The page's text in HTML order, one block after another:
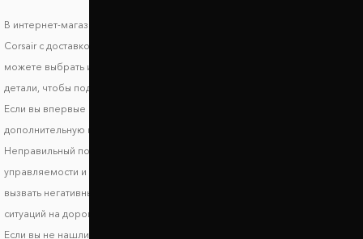
В интернет-магазине Автопроставка можно купить проставки Lincoln
Corsair с доставкой по всей территории Украины. В нашем каталоге вы
можете выбрать и заказать подходящие по форме, высоте и стоимости
детали, чтобы поднять авто и улучшить его ходовые характеристики.
Если вы впервые выбираете запчасти, обязательно получите
дополнительную консультацию, чтобы исключить риск несовместимости.
Неправильный подбор проставок может стать причиной ухудшения
управляемости и стабильности транспортного средства, что может
вызвать негативные последствия и риски возникновения опасных
ситуаций на дороге.
Если вы не нашли своей модели в каталоге, звоните нам: